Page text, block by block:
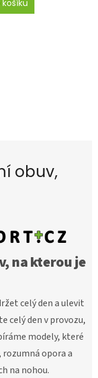
košíku
obuv,
na kterou je
celý den a ulevit
celý den v provozu,
modely, které
opora a
na nohou.